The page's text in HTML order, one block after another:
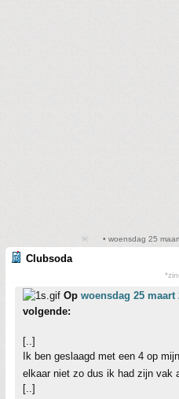
• woensdag 25
Clubsoda
Op woensdag 25 maart
volgende:
[..]
Ik ben geslaagd met een 4 op
elkaar niet zo dus ik had zijn vak
[..]